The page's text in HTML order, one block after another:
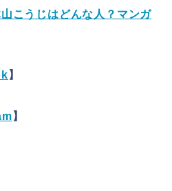
こうじはどんな人？マンガ
】
】